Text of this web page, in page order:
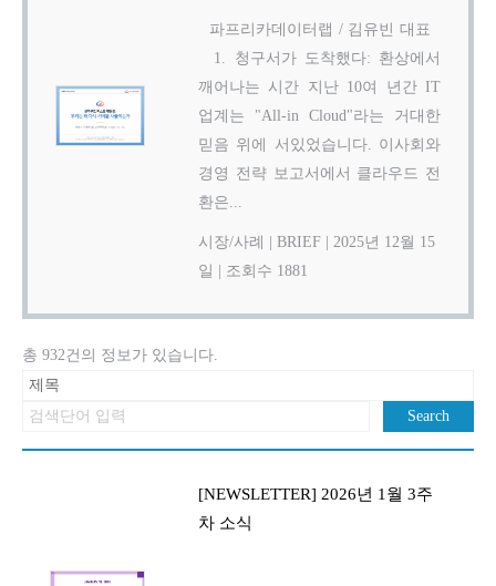
파프리카데이터랩 / 김유빈 대표
1. 청구서가 도착했다: 환상에서
깨어나는 시간 지난 10여 년간 IT
업계는 "All-in Cloud"라는 거대한
믿음 위에 서있었습니다. 이사회와
경영 전략 보고서에서 클라우드 전
환은...
시장/사례 BRIEF
2025년 12월 15
일
조회수 1881
총 932건의 정보가 있습니다.
Search
[NEWSLETTER] 2026년 1월 3주
차 소식